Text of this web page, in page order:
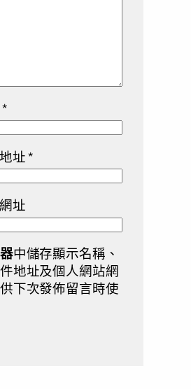
*
址*
址
中儲存顯示名稱、
地址及個人網站網
下次發佈留言時使